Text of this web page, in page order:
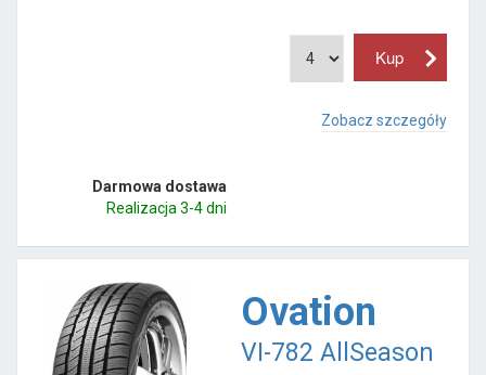
Zobacz szczegóły
Darmowa dostawa
Realizacja 3-4 dni
Ovation
VI-782 AllSeason